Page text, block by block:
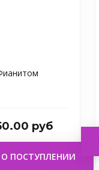
руб
ПОСТУПЛЕНИИ